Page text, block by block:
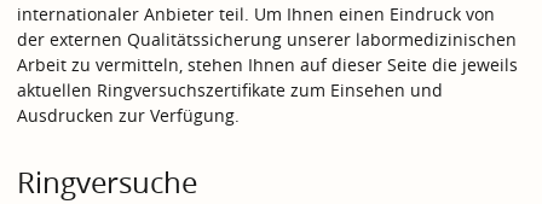
internationaler Anbieter teil. Um Ihnen einen Eindruck von
der externen Qualitätssicherung unserer labormedizinischen
Arbeit zu vermitteln, stehen Ihnen auf dieser Seite die jeweils
aktuellen Ringversuchszertifikate zum Einsehen und
Ausdrucken zur Verfügung.
Ringversuche